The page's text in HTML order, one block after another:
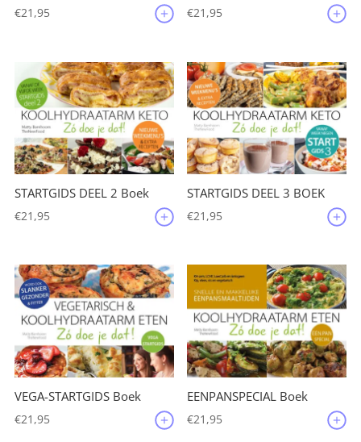
€21,95 €21,95
STARTGIDS DEEL 2 Boek
€21,95
STARTGIDS DEEL 3 BOEK
€21,95
VEGA-STARTGIDS Boek
€21,95
EENPANSPECIAL Boek
€21,95